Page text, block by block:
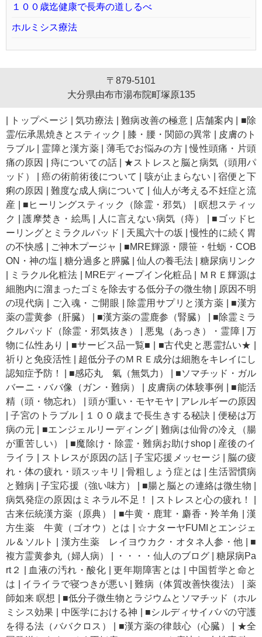
１００歳迄健康で長寿の道しるべ
ホルミシス療法
〒879-5101
大分県由布市湯布院町塚原135
トップページ 気功療法 難病改善の極意 店舗案内
■除
霊/伝承黒焼きとスティック
膝・腰・関節の異常
皮膚のト
ラブル| 霊障と漢方薬 薄毛でお悩みの方|慢性頭痛・片頭
痛の原因
痔についての話| ★ストレスと脳と病気（頭用パ
ッド）
|癌の術前術後について 咳が止まらない |宿便と下
痢の原因
難度な成人病について
仙人が考える不妊症と流
産
■ヒーリングスティック（除霊・邪気） |瞑想スティッ
ク
|護摩焚き・絵馬 人に言えない病気（痔）
■ゴッドヒ
ーリングとミラクルパッド
天風六十の坂 |慢性的に続く胃
の不快感
ご神木プージャ
■MRE輝源・隈笹・牡蛎・COB
ON・神の塩
糖分過多と膵臓 仙人の養毛法
糖尿病リンク
ミラクル化粧法 MREディープイン化粧品
ＭＲＥ輝源は
細胞内に溜まったゴミを除去する低分子の微生物
原因不明
の現代病
ご入魂・ご開眼 除霊用サプリと漢方薬
■漢方
薬の霊黄参（肝臓）
■漢方薬の霊鹿参（腎臓）
■除霊ミラ
クルパッド（除霊・邪気抜き）
悪鬼（あっき）・霊障|万
物に仏性あり
■サービス品一覧■ ■古代史と悪霊払い★
祈りと免疫活性
超低分子のＭＲＥ成分は細胞をキレイにし
認知症予防！
■感応丸 氣（無気力）
■ソマチッド・ガル
バーニ・ババ像（ガン・難病）
皮膚病の体験事例
■能活
精（頭・物忘れ）
|頭が重い・モヤモヤ
アレルギーの原因
|子宮のトラブル １００歳まで長生きする秘訣
便秘は万
病の元
■エンジェルリーディング
難病は仙骨の冷え（腸
が重苦しい）
■魔除け・除霊・難病お助けshop| 産後のイ
ライラ
ストレスが原因の話|子宝応援メッセージ
脳の疲
れ・体の疲れ・頭スッキリ
|骨粗しょう症とは |生活習慣病
と難病 |子宝応援（強い味方） ■腸と脳との連絡は微生物
病気発症の原因はミネラル不足！
ストレスと心の疲れ！
古来伝統漢方薬（原典）
■牛黄・鹿茸・麝香・羚羊角 |漢
方生薬 牛黄（ゴオウ）とは
☆ナターヤFUMIとエンジェ
ル＆ソルト
漢方生薬 レイヨウカク・オタネ人参・他
■
複方霊黄参丸（婦人病）
・・・・仙人のブログ
糖尿病Pa
rt２
血液の汚れ・酸化 |更年期障害とは
中国哲学と命と
は
イライラで寝つきが悪い |難病（体質改善快復法） |薬
師如来 瞑想
■低分子微生物とラジウムとソマチッド（ホル
ミシス効果
中医学における神
■シルディサイババの守護
を得る法（ババクロス）
■漢方薬の律鼓心（心臓）
★全